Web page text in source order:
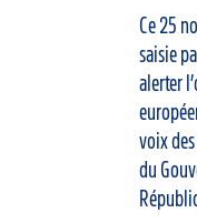
Ce 25
saisie
alerter
voix
du